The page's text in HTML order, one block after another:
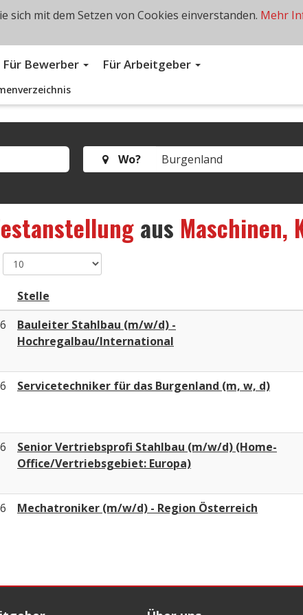
Für Bewerber Für Arbeitgeber
Wo?
aus Maschinen,
Stelle
Bauleiter Stahlbau (m/w/d) -
Hochregalbau/International
Servicetechniker für das Burgenland (m, w, d)
Senior Vertriebsprofi Stahlbau (m/w/d) (Home-
Office/Vertriebsgebiet: Europa)
Mechatroniker (m/w/d) - Region Österreich
mit dem Setzen von Cookies einverstanden. Mehr